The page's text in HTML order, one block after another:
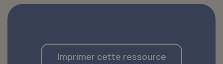
Imprimer cette ressource